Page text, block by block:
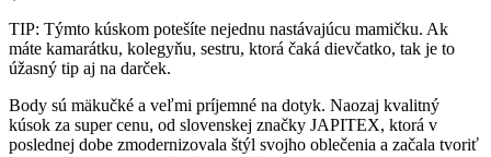
TIP: Týmto kúskom potešíte nejednu nastávajúcu mamičku. Ak
máte kamarátku, kolegyňu, sestru, ktorá čaká dievčatko, tak je to
úžasný tip aj na darček.
Body sú mäkučké a veľmi príjemné na dotyk. Naozaj kvalitný
kúsok za super cenu, od slovenskej značky JAPITEX, ktorá v
poslednej dobe zmodernizovala štýl svojho oblečenia a začala tvoriť